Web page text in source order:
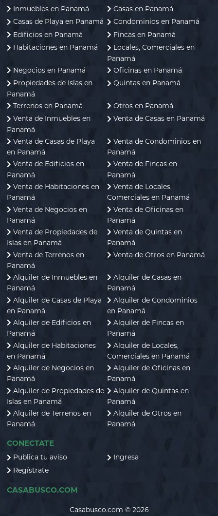
Inmuebles en Panamá
Casas en Panamá
Casas de Playa en Panamá
Condominios en Panamá
Edificios en Panamá
Fincas en Panamá
Habitaciones en Panamá
Locales, Comerciales en
Panamá
Negocios en Panamá
Oficinas en Panamá
Propiedades de Islas en
Panamá
Quintas en Panamá
Terrenos en Panamá
Otros en Panamá
Venta de Inmuebles en
Panamá
Venta de Casas en Panamá
Venta de Casas de Playa
en Panamá
Venta de Condominios en
Panamá
Venta de Edificios en
Panamá
Venta de Fincas en
Panamá
Venta de Habitaciones en
Panamá
Venta de Locales,
Comerciales en Panamá
Venta de Negocios en
Panamá
Venta de Oficinas en
Panamá
Venta de Propiedades de
Islas en Panamá
Venta de Quintas en
Panamá
Venta de Terrenos en
Panamá
Venta de Otros en Panamá
Alquiler de Inmuebles en
Panamá
Alquiler de Casas en
Panamá
Alquiler de Casas de Playa
en Panamá
Alquiler de Condominios
en Panamá
Alquiler de Edificios en
Panamá
Alquiler de Fincas en
Panamá
Alquiler de Habitaciones
en Panamá
Alquiler de Locales,
Comerciales en Panamá
Alquiler de Negocios en
Panamá
Alquiler de Oficinas en
Panamá
Alquiler de Propiedades de
Islas en Panamá
Alquiler de Quintas en
Panamá
Alquiler de Terrenos en
Panamá
Alquiler de Otros en
Panamá
CONECTATE
Publica tu aviso
Ingresa
Regístrate
CASABUSCO.COM
Casabusco.com © 2026